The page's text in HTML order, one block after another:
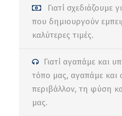
Γιατί σχεδιάζουμε
που δημιουργούν
καλύτερες τιμές.
Γιατί αγαπάμε και
τόπο μας, αγαπάμε και
περιβάλλον, τη φύση
μας.
Η ανωτέρω τιμή περιλαμβάνει
Μετακίνηση με σύγχρονο
Συνοδός του γραφείου μας.
Ασφάλεια αστικής ευθύνης